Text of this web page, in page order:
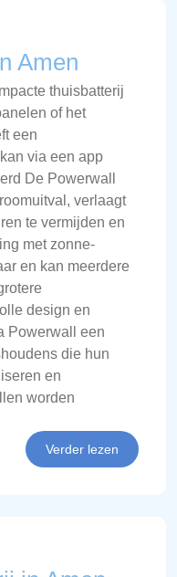
Amen
thuisbatterij
of het
een
via een app
De Powerwall
verlaagt
te vermijden en
met zonne-
en kan meerdere
design en
Powerwall een
die hun
en
worden
Verder lezen